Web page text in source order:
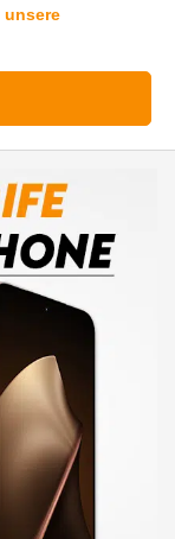
unsere